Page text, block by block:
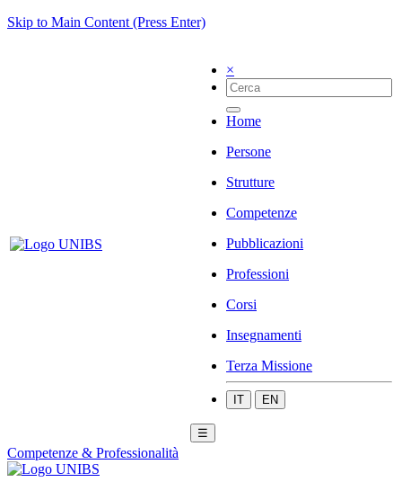
Skip to Main Content (Press Enter)
×
Home
Persone
Strutture
Competenze
Pubblicazioni
Professioni
Corsi
Insegnamenti
Terza Missione
IT EN
☰
Competenze & Professionalità